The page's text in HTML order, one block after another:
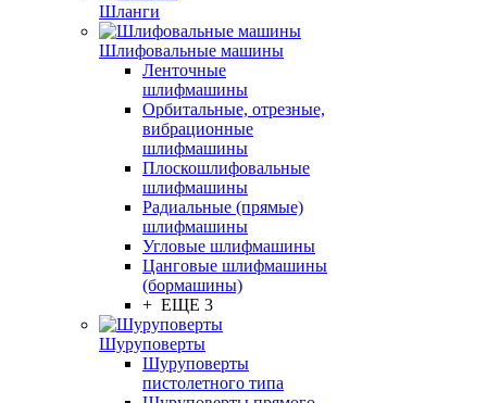
Шланги
Шлифовальные машины
Ленточные
шлифмашины
Орбитальные, отрезные,
вибрационные
шлифмашины
Плоскошлифовальные
шлифмашины
Радиальные (прямые)
шлифмашины
Угловые шлифмашины
Цанговые шлифмашины
(бормашины)
+ ЕЩЕ 3
Шуруповерты
Шуруповерты
пистолетного типа